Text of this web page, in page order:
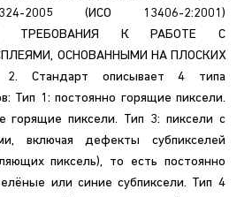
2005 (ИСО 13406-2:2001)
ТРЕБОВАНИЯ К РАБОТЕ С
ОСНОВАННЫМИ НА ПЛОСКИХ
4 типа
пиксели. Тип 3: пиксели с
включая дефекты субпикселей
пиксель), то есть постоянно
или синие субпиксели. Тип 4